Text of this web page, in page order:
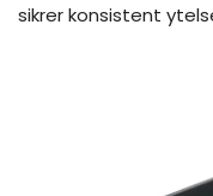
sikrer konsistent